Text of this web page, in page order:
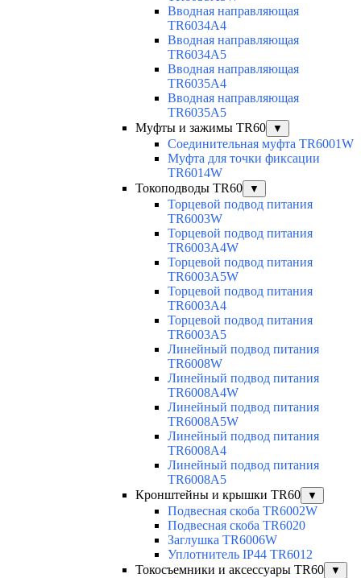
Вводная направляющая
TR6034A4
Вводная направляющая
TR6034A5
Вводная направляющая
TR6035A4
Вводная направляющая
TR6035A5
Муфты и зажимы TR60
▼
Соединительная муфта TR6001W
Муфта для точки фиксации
TR6014W
Токоподводы TR60
▼
Торцевой подвод питания
TR6003W
Торцевой подвод питания
TR6003A4W
Торцевой подвод питания
TR6003A5W
Торцевой подвод питания
TR6003A4
Торцевой подвод питания
TR6003A5
Линейный подвод питания
TR6008W
Линейный подвод питания
TR6008A4W
Линейный подвод питания
TR6008A5W
Линейный подвод питания
TR6008A4
Линейный подвод питания
TR6008A5
Кронштейны и крышки TR60
▼
Подвесная скоба TR6002W
Подвесная скоба TR6020
Заглушка TR6006W
Уплотнитель IP44 TR6012
Токосъемники и аксессуары TR60
▼